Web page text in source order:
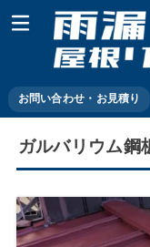
お問い合わせ・お見積り
ガルバリウム鋼